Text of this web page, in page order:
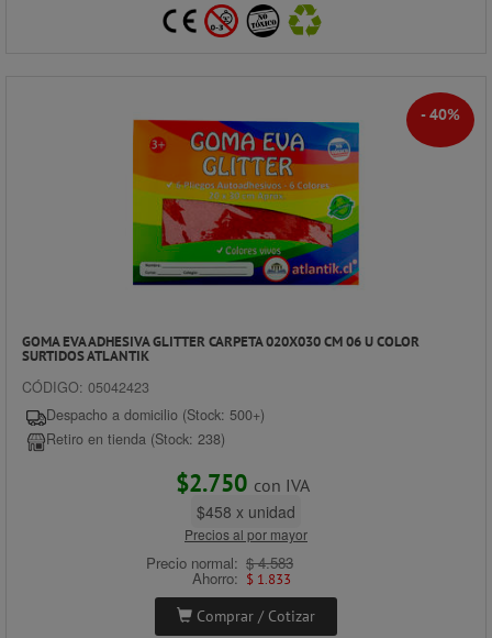
- 40%
GOMA EVA ADHESIVA GLITTER CARPETA 020X030 CM 06 U COLOR
SURTIDOS ATLANTIK
CÓDIGO: 05042423
Despacho a domicilio (Stock: 500+)
Retiro en tienda (Stock: 238)
$2.750 con IVA
$458 x unidad
Precios al por mayor
Precio normal: $ 4.583
Ahorro: $ 1.833
Comprar / Cotizar